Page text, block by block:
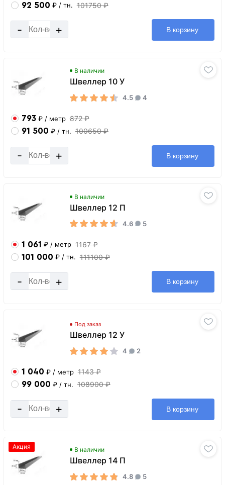
92 500 ₽ / тн. 101750 ₽
- + В корзину
В наличии
Швеллер 10 У
4.5 4
793 ₽ / метр 872 ₽
91 500 ₽ / тн. 100650 ₽
- + В корзину
В наличии
Швеллер 12 П
4.6 5
1 061 ₽ / метр 1167 ₽
101 000 ₽ / тн. 111100 ₽
- + В корзину
Под заказ
Швеллер 12 У
4 2
1 040 ₽ / метр 1143 ₽
99 000 ₽ / тн. 108900 ₽
- + В корзину
В наличии
Швеллер 14 П
4.8 5
Акция